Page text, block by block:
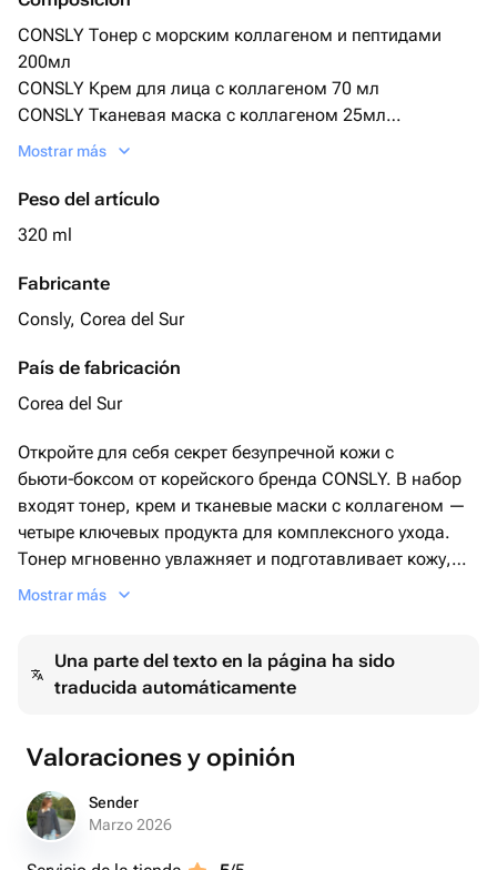
CONSLY Тонер с морским коллагеном и пептидами
200мл
CONSLY Крем для лица с коллагеном 70 мл
CONSLY Тканевая маска с коллагеном 25мл
CONSLY Clear Line Тканевая маска с коллагеном 25 мл
Mostrar más
Peso del artículo
320 ml
Fabricante
Consly, Corea del Sur
País de fabricación
Corea del Sur
Откройте для себя секрет безупречной кожи с
бьюти‑боксом от корейского бренда CONSLY. В набор
входят тонер, крем и тканевые маски с коллагеном —
четыре ключевых продукта для комплексного ухода.
Тонер мгновенно увлажняет и подготавливает кожу,
крем обеспечивает длительное питание и защиту, а
активно стимулируют обновление клеток, повышают
упругость и замедляют процессы старения. Подарите
— результат превзойдёт ожидания!
Mostrar más
Una parte del texto en la página ha sido
traducida automáticamente
Valoraciones y opinión
Sender
Marzo 2026